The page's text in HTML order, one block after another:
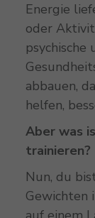
Energie
oder
psychische
abbauen,
helfen,
Aber was
trainieren?
Nun, du
Gewichten